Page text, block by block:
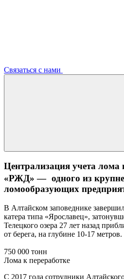
Связаться с нами
Централизация учета
«РЖД» — одного из
ломообразующих
В Алтайском заповеднике
катера типа «Ярославец»,
Телецкого озера 27 лет назад
от берега, на глубине 10-17 метров.
750 000 тонн
Лома к переработке
С 2017 года сотрудники